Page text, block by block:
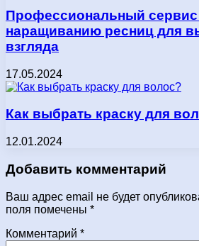
Профессиональный сервис
наращиванию ресниц для
взгляда
17.05.2024
Как выбрать краску для
12.01.2024
Добавить комментарий
Ваш адрес email не будет
поля помечены *
Комментарий *